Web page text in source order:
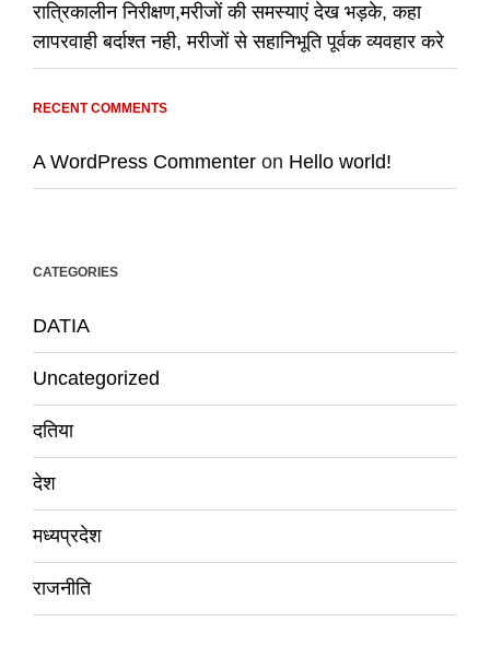
रात्रिकालीन निरीक्षण,मरीजों की समस्याएं देख भड़के, कहा
लापरवाही बर्दाश्त नही, मरीजों से सहानिभूति पूर्वक व्यवहार करे
RECENT COMMENTS
A WordPress Commenter on Hello world!
CATEGORIES
DATIA
Uncategorized
दतिया
देश
मध्यप्रदेश
राजनीति